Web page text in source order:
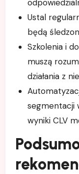
Ustal
będą
Szkolenia i
muszą
działania z
segmentacji
wyniki CLV